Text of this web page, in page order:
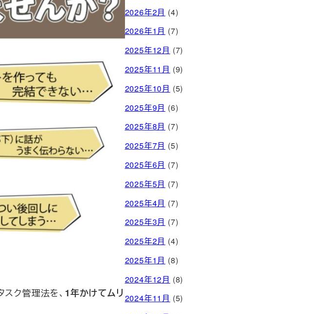
ク管理法を、 1年かけてムリ
2026年2月 (4)
2026年1月 (7)
2025年12月 (7)
2025年11月 (9)
2025年10月 (5)
2025年9月 (6)
2025年8月 (7)
2025年7月 (5)
2025年6月 (7)
2025年5月 (7)
2025年4月 (7)
2025年3月 (7)
2025年2月 (4)
2025年1月 (8)
2024年12月 (8)
2024年11月 (5)